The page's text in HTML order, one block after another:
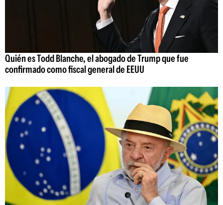
Quién es Todd Blanche, el abogado de Trump que fue
confirmado como fiscal general de EEUU